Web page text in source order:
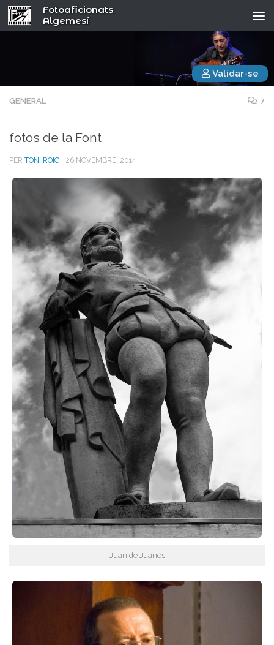
Fotoaficionats
Algemesí
Validar-se
GENERAL 7
fotos de la Font
PER TONI ROIG · 26 NOVEMBRE, 2014
Juan de Juanes